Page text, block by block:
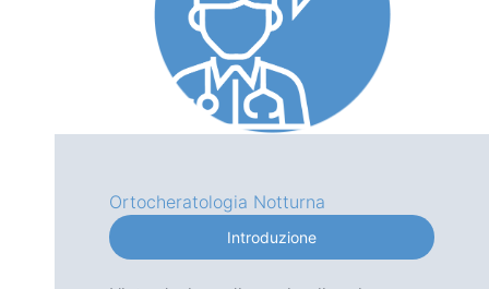
Ortocheratologia Notturna
Introduzione